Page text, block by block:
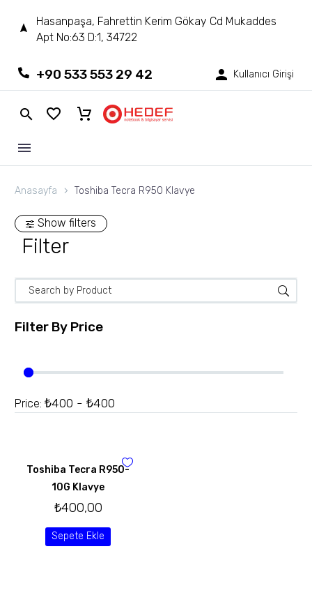
Hasanpaşa, Fahrettin Kerim Gökay Cd Mukaddes
Apt No:63 D:1, 34722
+90 533 553 29 42 Kullanıcı Girişi
Anasayfa Toshiba Tecra R950 Klavye
Show filters
Filter
Filter By Price
Price: ₺400 - ₺400
Toshiba Tecra R950-
10G Klavye
₺400,00
Sepete Ekle